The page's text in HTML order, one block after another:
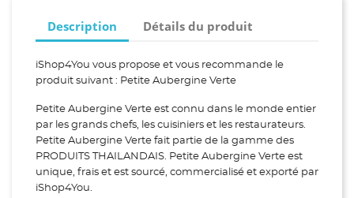
Description Détails du produit
iShop4You vous propose et vous recommande le
produit suivant : Petite Aubergine Verte
Petite Aubergine Verte est connu dans le monde entier
par les grands chefs, les cuisiniers et les restaurateurs.
Petite Aubergine Verte fait partie de la gamme des
PRODUITS THAILANDAIS. Petite Aubergine Verte est
unique, frais et est sourcé, commercialisé et exporté par
iShop4You.